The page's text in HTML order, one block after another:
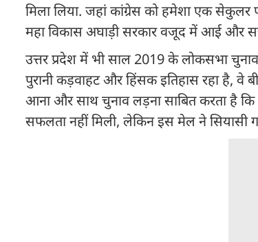
मिला लिया. जहां कांग्रेस को हमेशा एक सेकुलर
महा विकास अघाड़ी सरकार वजूद में आई और
उत्तर प्रदेश में भी साल 2019 के लोकसभा
पुरानी कड़वाहट और हिंसक इतिहास रहा है,
आना और साथ चुनाव लड़ना साबित करता है कि
सफलता नहीं मिली, लेकिन इस मेल ने सियासी